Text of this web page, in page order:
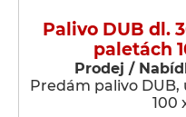
Palivo DUB dl.
paletách
Prodej /
Predám palivo DUB,
100